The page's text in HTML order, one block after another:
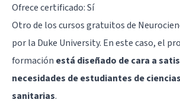
Ofrece certificado: Sí
Otro de los cursos gratuitos de
por la Duke University. En este caso, el
formación está diseñado de cara a
necesidades de estudiantes de
sanitarias.